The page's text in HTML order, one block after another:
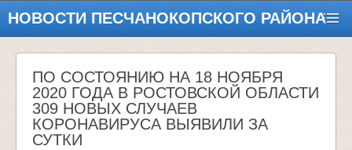
НОВОСТИ ПЕСЧАНОКОПСКОГО РАЙОНА
ПО СОСТОЯНИЮ НА 18 НОЯБРЯ
2020 ГОДА В РОСТОВСКОЙ ОБЛАСТИ
309 НОВЫХ СЛУЧАЕВ
КОРОНАВИРУСА ВЫЯВИЛИ ЗА
СУТКИ